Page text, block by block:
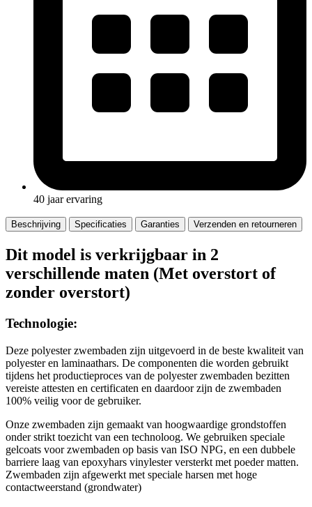
40 jaar ervaring
Beschrijving Specificaties Garanties Verzenden en retourneren
Dit model is verkrijgbaar in 2
verschillende maten (Met overstort of
zonder overstort)
Technologie:
Deze polyester zwembaden zijn uitgevoerd in de beste kwaliteit van
polyester en laminaathars. De componenten die worden gebruikt
tijdens het productieproces van de polyester zwembaden bezitten
vereiste attesten en certificaten en daardoor zijn de zwembaden
100% veilig voor de gebruiker.
Onze zwembaden zijn gemaakt van hoogwaardige grondstoffen
onder strikt toezicht van een technoloog. We gebruiken speciale
gelcoats voor zwembaden op basis van ISO NPG, en een dubbele
barriere laag van epoxyhars vinylester versterkt met poeder matten.
Zwembaden zijn afgewerkt met speciale harsen met hoge
contactweerstand (grondwater)